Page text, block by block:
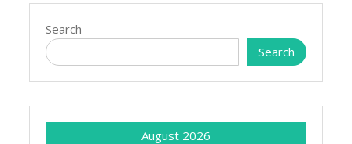
Search
Search
August 2026